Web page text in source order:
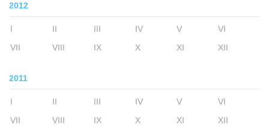
2012
I II III IV V
VI
VII
VIII IX X XI XII
2011
I II III IV V
VI
VII
VIII IX X XI XII